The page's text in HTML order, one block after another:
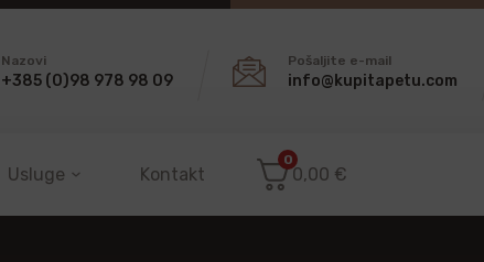
Nazovi
+385 (0)98 978 98 09
Pošaljite e-mail
info@kupitapetu.com
Usluge Kontakt
0
0,00 €